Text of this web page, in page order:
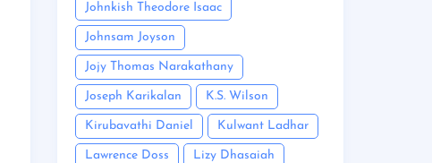
Johnkish Theodore Isaac
Johnsam Joyson
Jojy Thomas Narakathany
Joseph Karikalan K.S. Wilson
Kirubavathi Daniel Kulwant Ladhar
Lawrence Doss Lizy Dhasaiah